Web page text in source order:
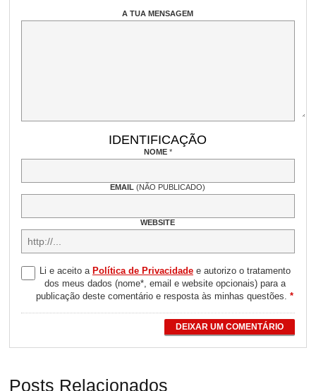
A TUA MENSAGEM
IDENTIFICAÇÃO
NOME *
EMAIL(NÃO PUBLICADO)
WEBSITE
Li e aceito a Política de Privacidadee autorizo o tratamento
dos meus dados (nome*, email e website opcionais) para a
publicação deste comentário e resposta às minhas questões.*
DEIXAR UM COMENTÁRIO
Posts Relacionados